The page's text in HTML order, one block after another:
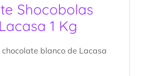
Shocobolas
1 Kg
chocolate blanco de Lacasa